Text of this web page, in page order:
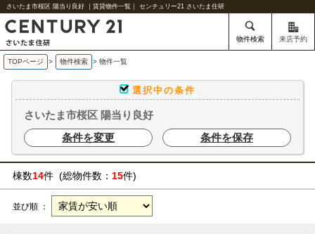
さいたま市桜区 陽当り良好 ｜賃貸物件一覧｜ センチュリー21 さいたま住研
物件検索 来店予約
TOPページ > 物件検索 > 物件一覧
選択中の条件
さいたま市桜区 陽当り良好
条件を変更
条件を保存
棟数14件 (総物件数： 15件)
並び順 ：